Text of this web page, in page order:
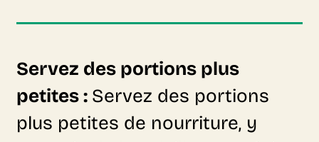
Servez des portions plus
petites : Servez des portions
plus petites de nourriture, y